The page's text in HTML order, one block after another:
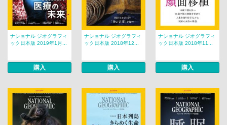
ナショナル ジオグラフィ
ック日本版 2019年1月...
購入
ナショナル ジオグラフィ
ック日本版 2018年12...
購入
ナショナル ジオグラフィ
ック日本版 2018年11...
購入